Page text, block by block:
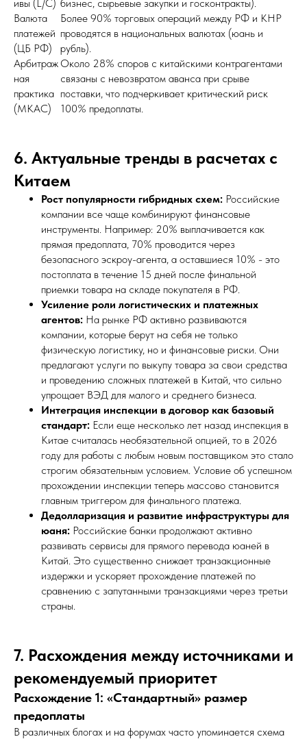
ивы (L/C) бизнес, сырьевые закупки и госконтракты).
Валюта
платежей
(ЦБ РФ)
Более 90% торговых операций между РФ и КНР
проводятся в национальных валютах (юань и
рубль).
Арбитраж
ная
практика
(МКАС)
Около 28% споров с китайскими контрагентами
связаны с невозвратом аванса при срыве
поставки, что подчеркивает критический риск
100% предоплаты.
6. Актуальные тренды в расчетах с
Китаем
Рост популярности гибридных схем: Российские
компании все чаще комбинируют финансовые
инструменты. Например: 20% выплачивается как
прямая предоплата, 70% проводится через
безопасного эскроу-агента, а оставшиеся 10% - это
постоплата в течение 15 дней после финальной
приемки товара на складе покупателя в РФ.
Усиление роли логистических и платежных
агентов: На рынке РФ активно развиваются
компании, которые берут на себя не только
физическую логистику, но и финансовые риски. Они
предлагают услуги по выкупу товара за свои средства
и проведению сложных платежей в Китай, что сильно
упрощает ВЭД для малого и среднего бизнеса.
Интеграция инспекции в договор как базовый
стандарт: Если еще несколько лет назад инспекция в
Китае считалась необязательной опцией, то в 2026
году для работы с любым новым поставщиком это стало
строгим обязательным условием. Условие об успешном
прохождении инспекции теперь массово становится
главным триггером для финального платежа.
Дедолларизация и развитие инфраструктуры для
юаня: Российские банки продолжают активно
развивать сервисы для прямого перевода юаней в
Китай. Это существенно снижает транзакционные
издержки и ускоряет прохождение платежей по
сравнению с запутанными транзакциями через третьи
страны.
7. Расхождения между источниками и
рекомендуемый приоритет
Расхождение 1: «Стандартный» размер
предоплаты
В различных блогах и на форумах часто упоминается схема